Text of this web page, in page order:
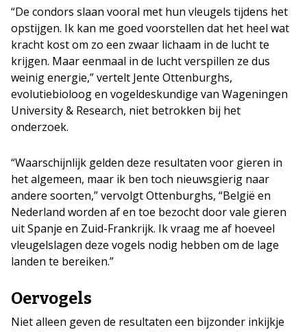
“De condors slaan vooral met hun vleugels tijdens het
opstijgen. Ik kan me goed voorstellen dat het heel wat
kracht kost om zo een zwaar lichaam in de lucht te
krijgen. Maar eenmaal in de lucht verspillen ze dus
weinig energie,” vertelt Jente Ottenburghs,
evolutiebioloog en vogeldeskundige van Wageningen
University & Research, niet betrokken bij het
onderzoek.
“Waarschijnlijk gelden deze resultaten voor gieren in
het algemeen, maar ik ben toch nieuwsgierig naar
andere soorten,” vervolgt Ottenburghs, “België en
Nederland worden af en toe bezocht door vale gieren
uit Spanje en Zuid-Frankrijk. Ik vraag me af hoeveel
vleugelslagen deze vogels nodig hebben om de lage
landen te bereiken.”
Oervogels
Niet alleen geven de resultaten een bijzonder inkijkje